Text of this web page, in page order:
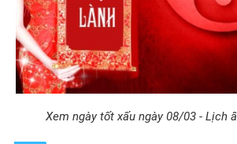
Xem ngày tốt xấu ngày 08/03 - Lịch